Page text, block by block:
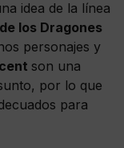
idea de la línea
los Dragones
personajes y
son una
por lo que
para